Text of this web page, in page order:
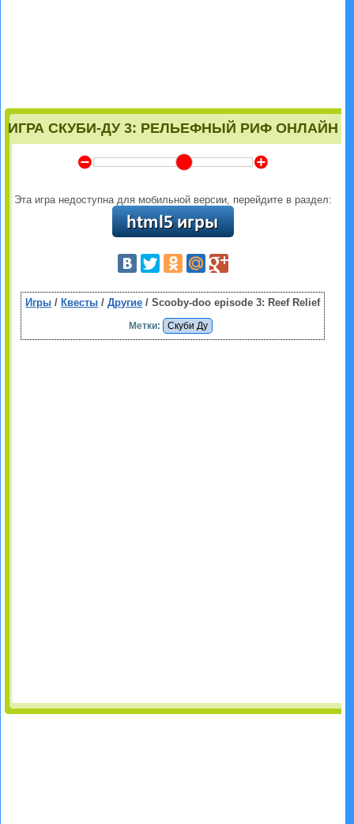
ИГРА СКУБИ-ДУ 3: РЕЛЬЕФНЫЙ РИФ ОНЛАЙН
Y Z
Эта игра недоступна для мобильной версии, перейдите в раздел:
Игры / Квесты /Другие / Scooby-doo episode 3: Reef Relief
Метки: Скуби Ду